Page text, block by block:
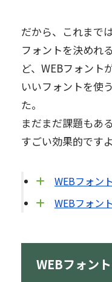
だから、これまで
フォントを決めれ
ど、WEBフォント
いいフォントを使
た。
まだまだ課題もあ
すごい効果的ですよ
WEBフォン
WEBフォン
WEBフォン